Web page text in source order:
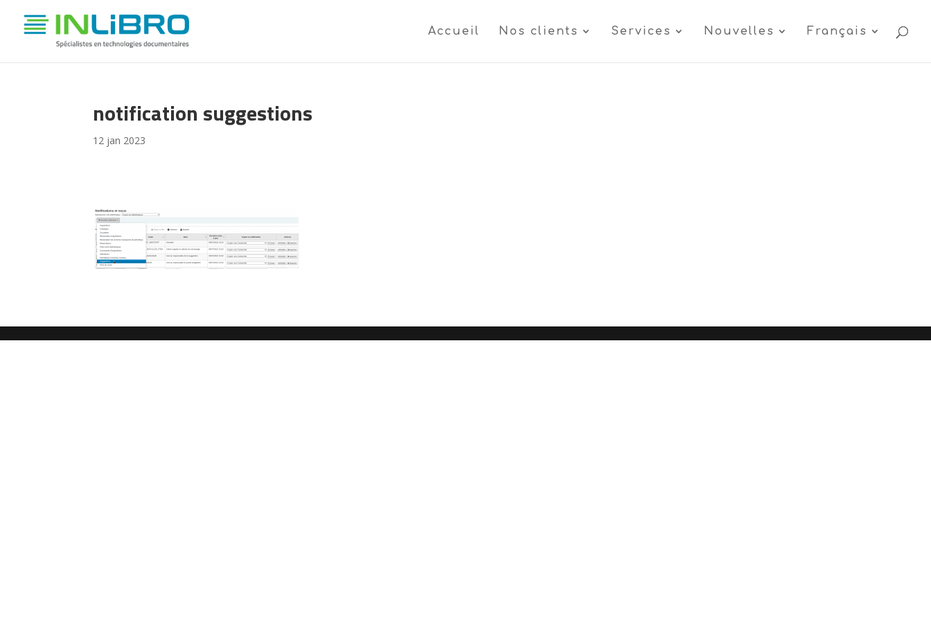
Accueil Nos clients Services Nouvelles Français
notification suggestions
12 jan 2023